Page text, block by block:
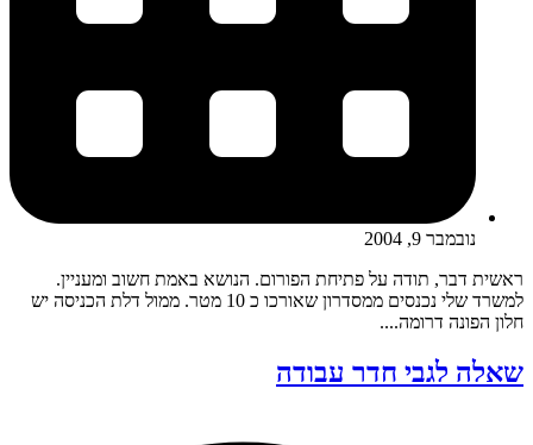
נובמבר 9, 2004
ראשית דבר, תודה על פתיחת הפורום. הנושא באמת חשוב ומעניין.
למשרד שלי נכנסים ממסדרון שאורכו כ 10 מטר. ממול דלת הכניסה יש
חלון הפונה דרומה....
שאלה לגבי חדר עבודה